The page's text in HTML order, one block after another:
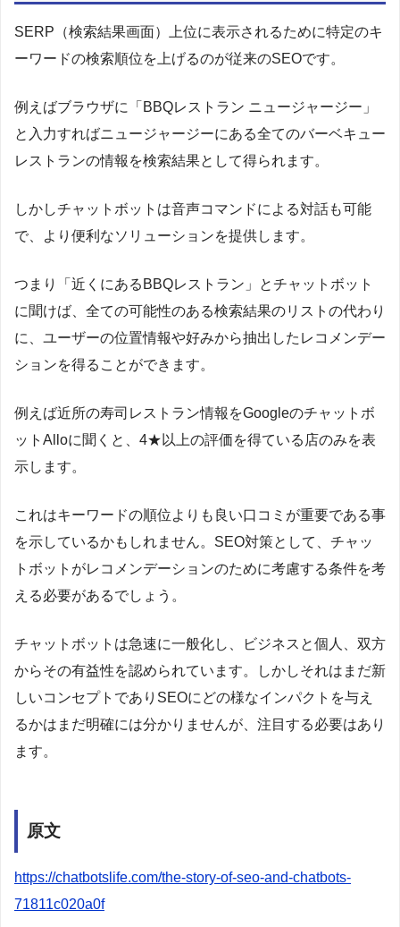
SERP（検索結果画面）上位に表示されるために特定のキ
ーワードの検索順位を上げるのが従来のSEOです。
例えばブラウザに「BBQレストラン ニュージャージー」
と入力すればニュージャージーにある全てのバーベキュー
レストランの情報を検索結果として得られます。
しかしチャットボットは音声コマンドによる対話も可能
で、より便利なソリューションを提供します。
つまり「近くにあるBBQレストラン」とチャットボット
に聞けば、全ての可能性のある検索結果のリストの代わり
に、ユーザーの位置情報や好みから抽出したレコメンデー
ションを得ることができます。
例えば近所の寿司レストラン情報をGoogleのチャットボ
ットAlloに聞くと、4★以上の評価を得ている店のみを表
示します。
これはキーワードの順位よりも良い口コミが重要である事
を示しているかもしれません。SEO対策として、チャッ
トボットがレコメンデーションのために考慮する条件を考
える必要があるでしょう。
チャットボットは急速に一般化し、ビジネスと個人、双方
からその有益性を認められています。しかしそれはまだ新
しいコンセプトでありSEOにどの様なインパクトを与え
るかはまだ明確には分かりませんが、注目する必要はあり
ます。
原文
https://chatbotslife.com/the-story-of-seo-and-chatbots-
71811c020a0f